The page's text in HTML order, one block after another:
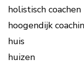
holistisch coachen
hoogendijk
huis
huizen